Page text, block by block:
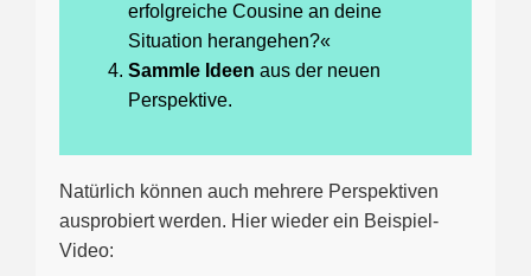
erfolgreiche Cousine an deine
Situation herangehen?«
Sammle Ideen aus der neuen
Perspektive.
Natürlich können auch mehrere Perspektiven
ausprobiert werden. Hier wieder ein Beispiel-
Video: